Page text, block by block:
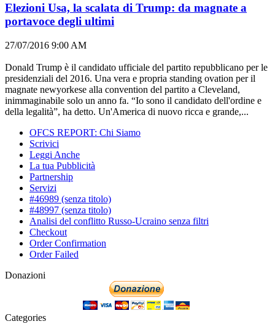
Elezioni Usa, la scalata di Trump: da magnate a
portavoce degli ultimi
27/07/2016 9:00 AM
Donald Trump è il candidato ufficiale del partito repubblicano per le
presidenziali del 2016. Una vera e propria standing ovation per il
magnate newyorkese alla convention del partito a Cleveland,
inimmaginabile solo un anno fa. “Io sono il candidato dell'ordine e
della legalità”, ha detto. Un'America di nuovo ricca e grande,...
OFCS REPORT: Chi Siamo
Scrivici
Leggi Anche
La tua Pubblicità
Partnership
Servizi
#46989 (senza titolo)
#48997 (senza titolo)
Analisi del conflitto Russo-Ucraino senza filtri
Checkout
Order Confirmation
Order Failed
Donazioni
Categories